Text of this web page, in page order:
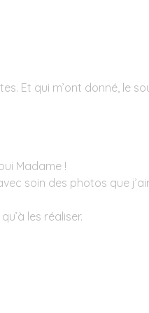
Et qui m’ont donné, le
Madame !
soin des photos que
les réaliser.